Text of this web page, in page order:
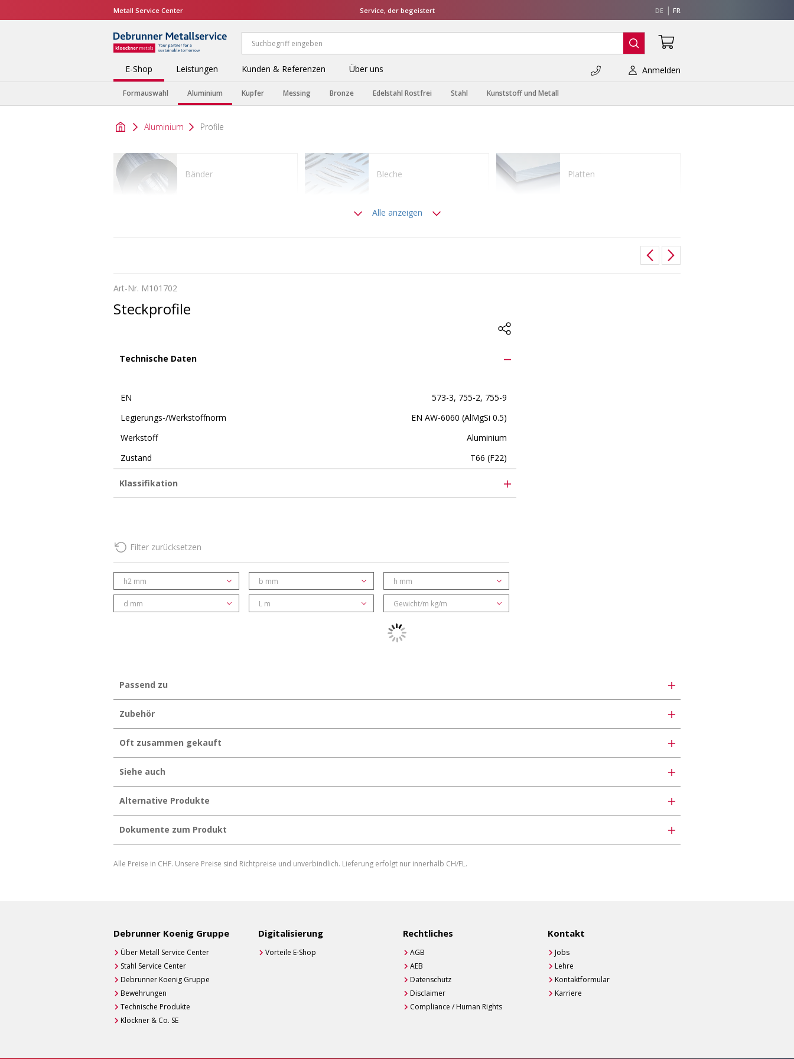
Metall Service Center Service, der begeistert DE FR
E-Shop Leistungen Kunden & Referenzen Über uns
Formauswahl Aluminium Kupfer Messing Bronze Edelstahl Rostfrei Stahl Kunststoff und Metall
Anmelden
Aluminium Profile
Bänder Bleche Platten
Alle anzeigen
Art-Nr. M101702
Steckprofile
Technische Daten
EN
573-3, 755-2, 755-9
Legierungs-/Werkstoffnorm
EN AW-6060 (AlMgSi 0.5)
Werkstoff
Aluminium
Zustand
T66 (F22)
Klassifikation
eClass 10.1
35-02-01-90
Filter zurücksetzen
h2 mm b mm h mm
d mm L m Gewicht/m kg/m
Passend zu
Zubehör
Oft zusammen gekauft
Siehe auch
Alternative Produkte
Dokumente zum Produkt
Produktdatenblatt herunterladen
Alle Preise in CHF. Unsere Preise sind Richtpreise und unverbindlich. Lieferung erfolgt nur innerhalb CH/FL.
Debrunner Koenig Gruppe
Über Metall Service Center
Stahl Service Center
Debrunner Koenig Gruppe
Bewehrungen
Technische Produkte
Klöckner & Co. SE
Digitalisierung
Vorteile E-Shop
Rechtliches
AGB
AEB
Datenschutz
Disclaimer
Compliance / Human Rights
Kontakt
Jobs
Lehre
Kontaktformular
Karriere